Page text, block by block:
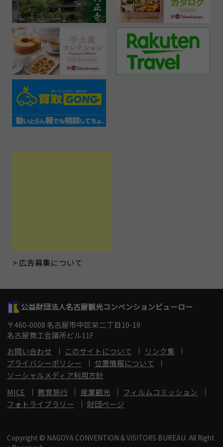
広告募集について
公益財団法人名古屋観光コンベンションビューロー
〒460-0008 名古屋市中区栄二丁目10-19
名古屋商工会議所ビル11F
お問い合わせ
このサイトについて
リンク集
プライバシーポリシー
位置情報について
ソーシャルメディア利用方針
MICE
教育旅行 産業観光
フィルムコミッション
フォトライブラリー
財団ページ
Copyright © NAGOYA CONVENTION & VISITORS BUREAU. All Right